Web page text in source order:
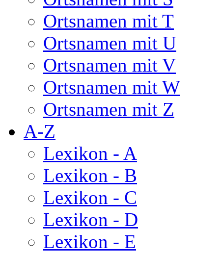
Ortsnamen mit T
Ortsnamen mit U
Ortsnamen mit V
Ortsnamen mit W
Ortsnamen mit Z
A-Z
Lexikon - A
Lexikon - B
Lexikon - C
Lexikon - D
Lexikon - E